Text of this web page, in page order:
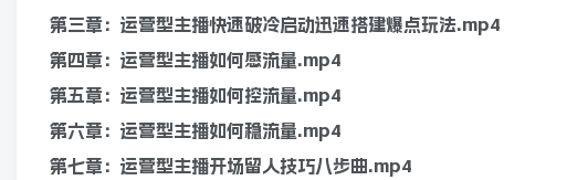
第三章：运营型主播快速破冷启动迅速搭建爆点玩法.mp4
第四章：运营型主播如何感流量.mp4
第五章：运营型主播如何控流量.mp4
第六章：运营型主播如何稳流量.mp4
第七章：运营型主播开场留人技巧八步曲.mp4